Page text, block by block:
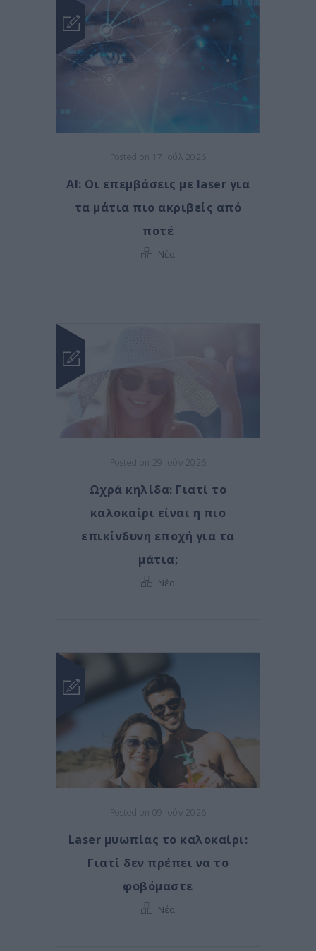
Posted on 17 Ιούλ 2026
AI: Οι επεμβάσεις με laser για
τα μάτια πιο ακριβείς από
ποτέ
Νέα
Posted on 29 Ιούν 2026
Ωχρά κηλίδα: Γιατί το
καλοκαίρι είναι η πιο
επικίνδυνη εποχή για τα
μάτια;
Νέα
Posted on 09 Ιούν 2026
Laser μυωπίας το καλοκαίρι:
Γιατί δεν πρέπει να το
φοβόμαστε
Νέα